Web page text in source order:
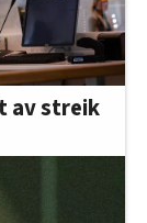
av streik